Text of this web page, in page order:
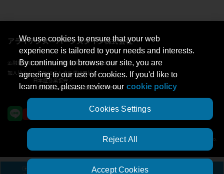
アライアンス・バーンスタイン株式会社
金融商品取引業者 関東財務局長（金商）第303号
加入協会：一般社団法人資産運用業協会／
日本証券業協会／
一般社団法人第二種金融商品取引業協会
© 2023 AllianceBernstein Japan Ltd. ALL RIGHTS RESERVED.
We use cookies to ensure that your web
experience is tailored to your needs and interests.
By continuing to browse our site, you are
agreeing to our use of cookies. If you'd like to
learn more, please review our cookie policy
Cookies Settings
Reject All
Accept Cookies